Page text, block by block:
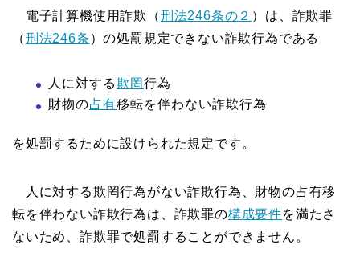
電子計算機使用詐欺（刑法246条の２ ）は、詐欺罪
（刑法246条 ）の処罰規定できない詐欺行為である
人に対する欺罔行為
財物の占有移転を伴わない詐欺行為
を処罰するために設けられた規定です。
人に対する欺罔行為がない詐欺行為、財物の占有移
転を伴わない詐欺行為は、詐欺罪の構成要件を満たさ
ないため、詐欺罪で処罰することができません。